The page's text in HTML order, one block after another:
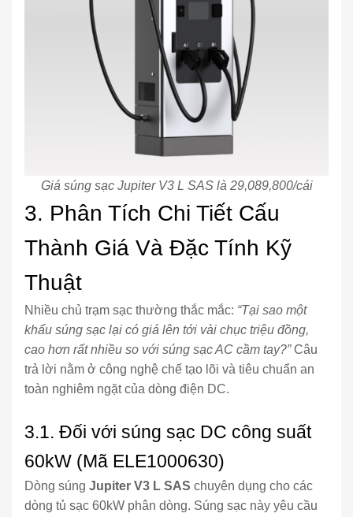
Giá súng sạc Jupiter V3 L SAS là 29,089,800/cái
3. Phân Tích Chi Tiết Cấu
Thành Giá Và Đặc Tính Kỹ
Thuật
Nhiều chủ trạm sạc thường thắc mắc: “Tại sao một
khẩu súng sạc lại có giá lên tới vài chục triệu đồng,
cao hơn rất nhiều so với súng sạc AC cầm tay?”Câu
trả lời nằm ở công nghệ chế tạo lõi và tiêu chuẩn an
toàn nghiêm ngặt của dòng điện DC.
3.1. Đối với súng sạc DC công suất
60kW (Mã ELE1000630)
Dòng súng Jupiter V3 L SAS chuyên dụng cho các
dòng tủ sạc 60kW phân dòng. Súng sạc này yêu cầu